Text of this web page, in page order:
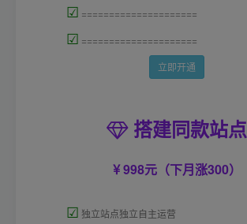
☑ =====================
☑ =====================
立即开通
搭建同款站点
998元（下月涨300）
☑ 独立站点独立自主运营